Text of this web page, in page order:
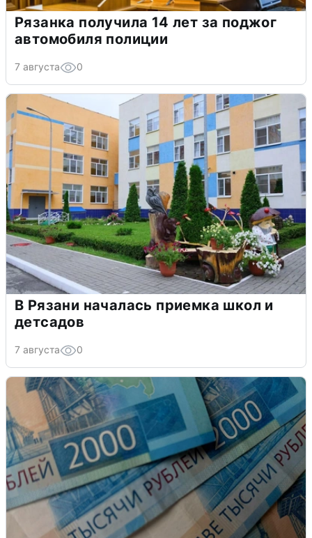
Рязанка получила 14 лет за поджог
автомобиля полиции
7 августа 0
В Рязани началась приемка школ и
детсадов
7 августа 0